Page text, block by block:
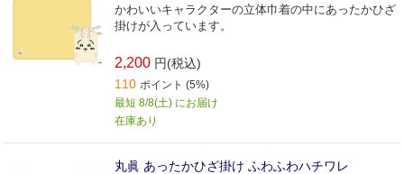
かわいいキャラクターの立体巾着の中にあったかひざ
掛けが入っています。
2,200 円(税込)
110 ポイント (5%)
最短 8/8(土) にお届け
在庫あり
丸眞 あったかひざ掛け ふわふわハチワレ